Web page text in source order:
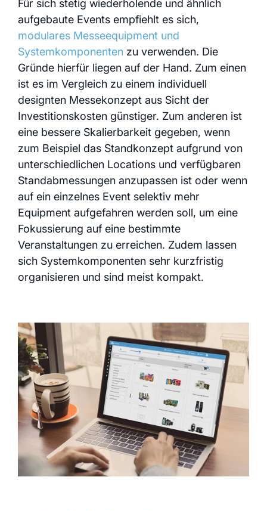
Für sich stetig wiederholende und ähnlich
aufgebaute Events empfiehlt es sich,
modulares Messeequipment und
Systemkomponenten zu verwenden. Die
Gründe hierfür liegen auf der Hand. Zum einen
ist es im Vergleich zu einem individuell
designten Messekonzept aus Sicht der
Investitionskosten günstiger. Zum anderen ist
eine bessere Skalierbarkeit gegeben, wenn
zum Beispiel das Standkonzept aufgrund von
unterschiedlichen Locations und verfügbaren
Standabmessungen anzupassen ist oder wenn
auf ein einzelnes Event selektiv mehr
Equipment aufgefahren werden soll, um eine
Fokussierung auf eine bestimmte
Veranstaltungen zu erreichen. Zudem lassen
sich Systemkomponenten sehr kurzfristig
organisieren und sind meist kompakt.